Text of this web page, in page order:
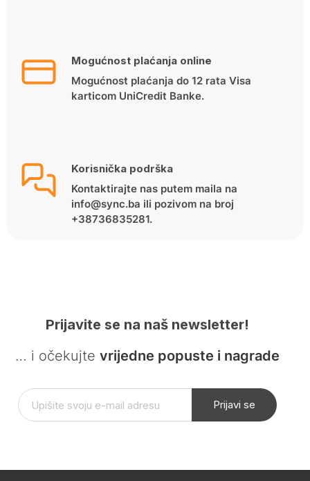
Mogućnost plaćanja online
Mogućnost plaćanja do 12 rata Visa
karticom UniCredit Banke.
Korisnička podrška
Kontaktirajte nas putem maila na
info@sync.ba ili pozivom na broj
+38736835281.
Prijavite se na naš newsletter!
… i očekujte vrijedne popuste i nagrade
Prijavi se